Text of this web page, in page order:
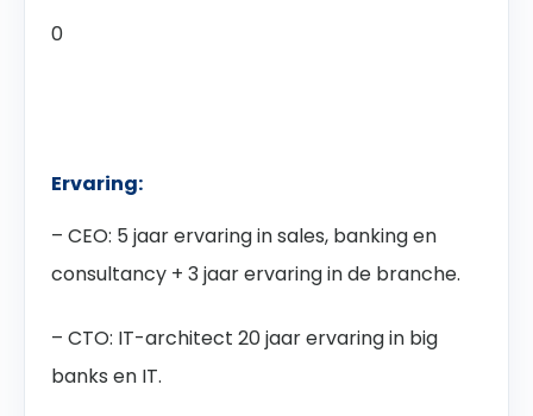
0
Ervaring:
– CEO: 5 jaar ervaring in sales, banking en
consultancy + 3 jaar ervaring in de branche.
– CTO: IT-architect 20 jaar ervaring in big
banks en IT.